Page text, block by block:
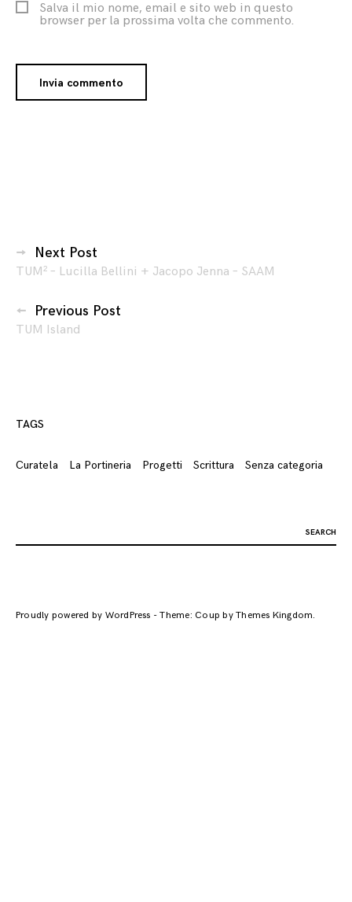
Salva il mio nome, email e sito web in questo
browser per la prossima volta che commento.
Navigazione
articoli
Next Post
TUM² – Lucilla Bellini + Jacopo Jenna – SAAM
Previous Post
TUM Island
TAGS
Curatela La Portineria Progetti Scrittura Senza categoria
for:
Proudly powered by WordPress -Theme: Coup byThemes Kingdom.